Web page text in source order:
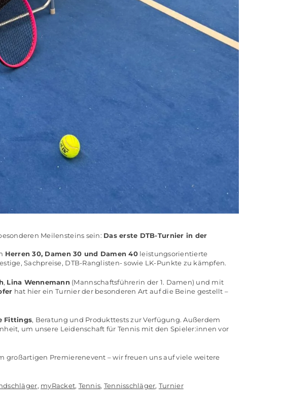
Meilensteins sein: Das erste DTB-Turnier in der
Herren 30, Damen 30 und Damen 40leistungsorientierte
Sachpreise, DTB-Ranglisten- sowie LK-Punkte zu kämpfen.
, Lina Wennemann (Mannschaftsführerin der 1. Damen) und mit
hat hier ein Turnier der besonderen Art auf die Beine gestellt –
Fittings, Beratung und Produkttests zur Verfügung. Außerdem
um unsere Leidenschaft für Tennis mit den Spieler:innen vor
großartigen Premierenevent – wir freuen uns auf viele weitere
, myRacket, Tennis, Tennisschläger, Turnier